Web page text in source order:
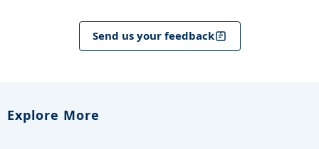
Send us your feedback
Explore More